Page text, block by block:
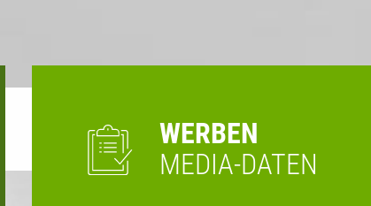
WERBEN
MEDIA-DATEN